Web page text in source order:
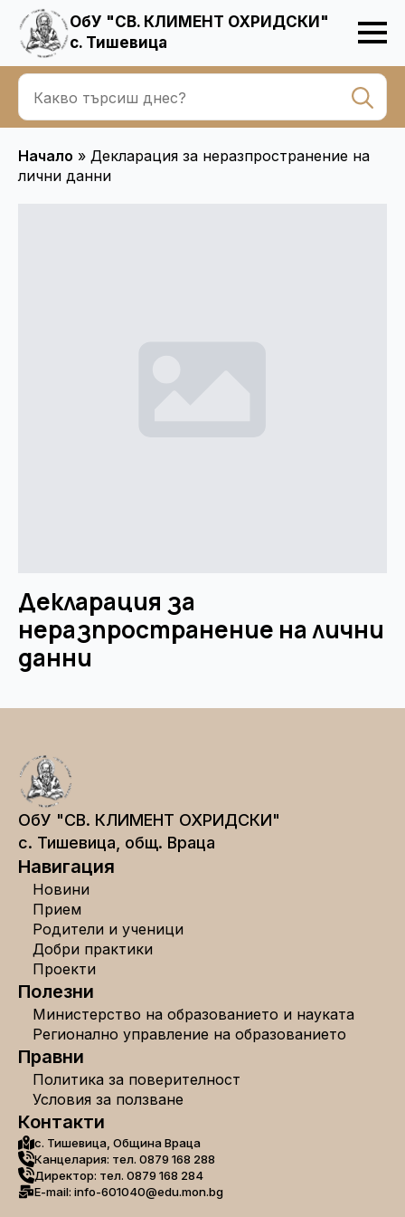
ОбУ "СВ. КЛИМЕНТ ОХРИДСКИ"
с. Тишевица
Начало » Декларация за неразпространение на
лични данни
Декларация за
неразпространение на лични
данни
ОбУ "СВ. КЛИМЕНТ ОХРИДСКИ"
с. Тишевица, общ. Враца
Навигация
Новини
Прием
Родители и ученици
Добри практики
Проекти
Полезни
Министерство на образованието и науката
Регионално управление на образованието
Правни
Политика за поверителност
Условия за ползване
Контакти
с. Тишевица, Община Враца
Канцелария: тел. 0879 168 288
Директор: тел. 0879 168 284
E-mail: info-601040@edu.mon.bg